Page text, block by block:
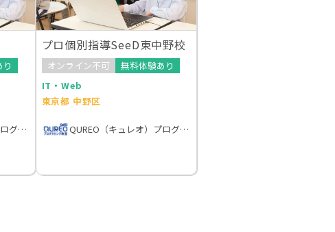
QUREO（キュレオ）プログラミング教室
プロ個別指導SeeD東中野校
オンライン不可
無料体験あり
IT・Web
東京都 中野区
QUREO（キュレオ）プログラミング教室